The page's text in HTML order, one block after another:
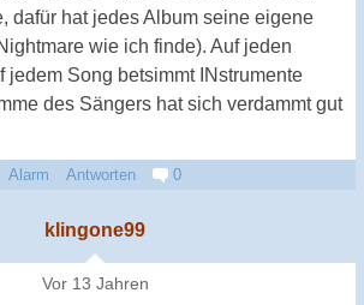
dafür hat jedes Album seine eigene
wie ich finde). Auf jeden
jedem Song betsimmt INstrumente
des Sängers hat sich verdammt gut
Alarm Antworten 0
klingone99
Vor 13 Jahren